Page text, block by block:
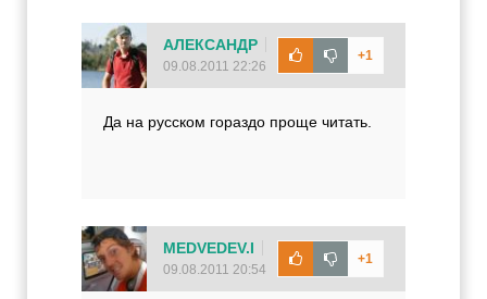
+1
АЛЕКСАНДР
09.08.2011 22:26
Да на русском гораздо проще читать.
+1
MEDVEDEV.I
09.08.2011 20:54